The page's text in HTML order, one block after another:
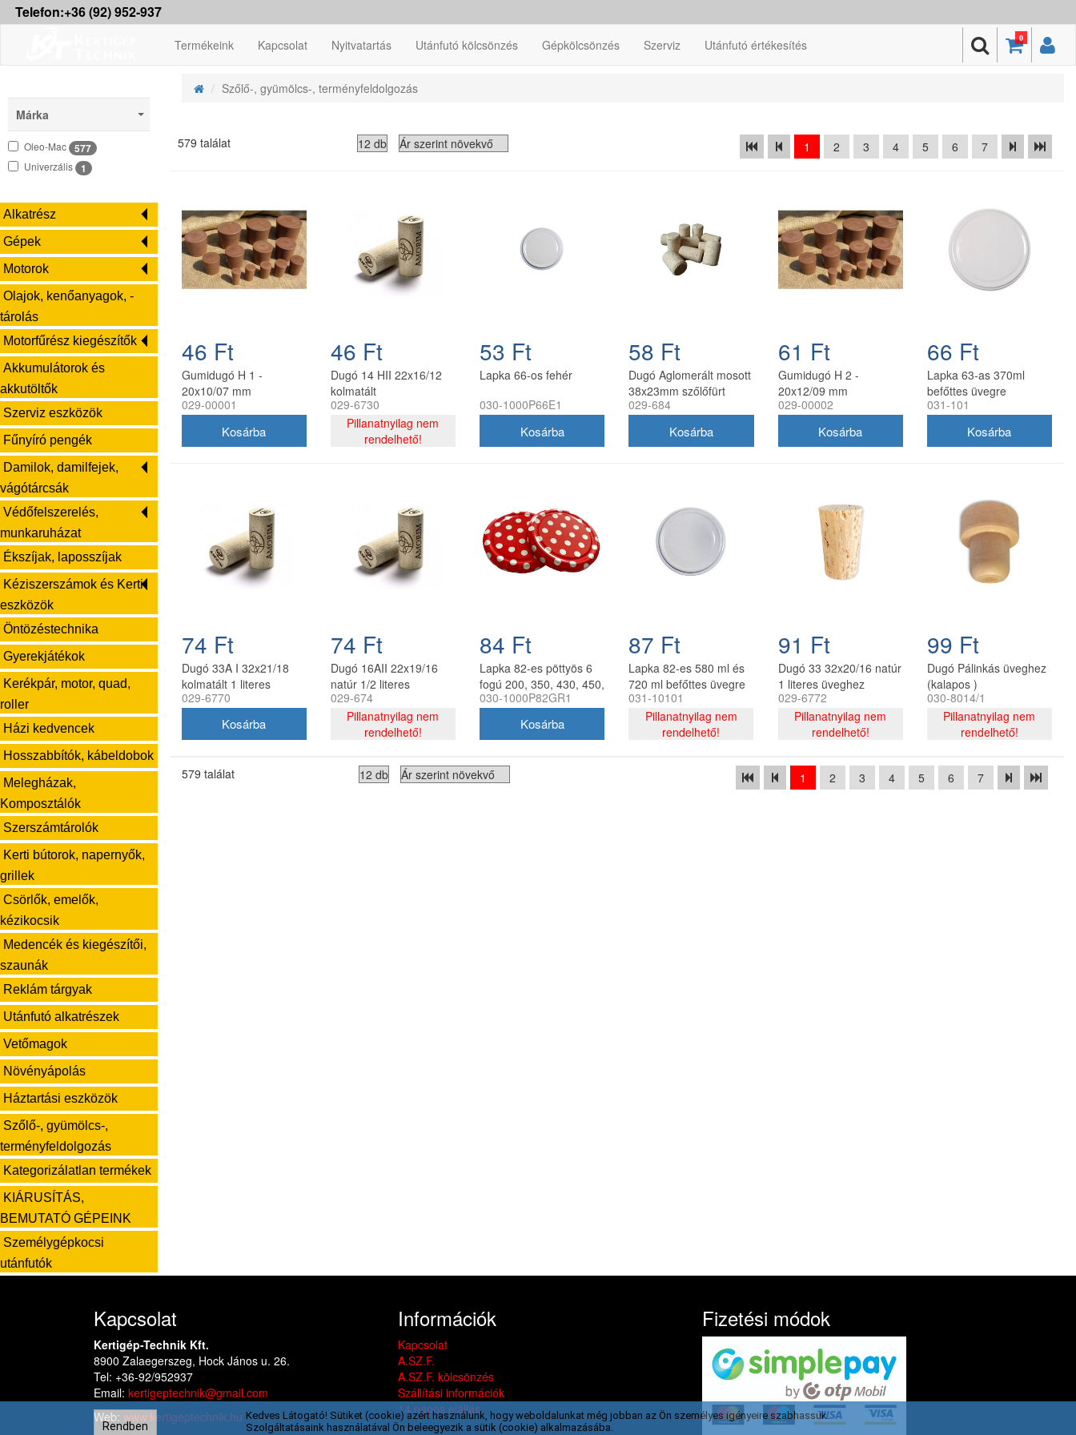
Telefon:+36 (92) 952-937
0
Termékeink Kapcsolat Nyitvatartás Utánfutó kölcsönzés Gépkölcsönzés Szerviz Utánfutó értékesítés
Márka
Oleo-Mac 577
Univerzális 1
Alkatrész
Gépek
Motorok
Olajok, kenőanyagok, -
tárolás
Motorfűrész kiegészítők
Akkumulátorok és
akkutöltők
Szerviz eszközök
Fűnyíró pengék
Damilok, damilfejek,
vágótárcsák
Védőfelszerelés,
munkaruházat
Ékszíjak, laposszíjak
Kéziszerszámok és Kerti
eszközök
Öntözéstechnika
Gyerekjátékok
Kerékpár, motor, quad,
roller
Házi kedvencek
Hosszabbítók, kábeldobok
Melegházak,
Komposztálók
Szerszámtárolók
Kerti bútorok, napernyők,
grillek
Csörlők, emelők,
kézikocsik
Medencék és kiegészítői,
szaunák
Reklám tárgyak
Utánfutó alkatrészek
Vetőmagok
Növényápolás
Háztartási eszközök
Szőlő-, gyümölcs-,
terményfeldolgozás
Kategorizálatlan termékek
KIÁRUSÍTÁS,
BEMUTATÓ GÉPEINK
Személygépkocsi
utánfutók
Szőlő-, gyümölcs-, terményfeldolgozás
579 találat 1 2 3 4 5 6 7
46 Ft
Gumidugó H 1 -
20x10/07 mm
029-00001
46 Ft
Dugó 14 HII 22x16/12
kolmatált
029-6730
Pillanatnyilag nem
rendelhető!
53 Ft
Lapka 66-os fehér
030-1000P66E1
58 Ft
Dugó Aglomerált mosott
38x23mm szőlőfürt
mintás
029-684
61 Ft
Gumidugó H 2 -
20x12/09 mm
029-00002
66 Ft
Lapka 63-as 370ml
befőttes üvegre
031-101
74 Ft
Dugó 33A I 32x21/18
kolmatált 1 literes
üveghez
029-6770
74 Ft
Dugó 16AII 22x19/16
natúr 1/2 literes
üveghez
029-674
Pillanatnyilag nem
rendelhető!
84 Ft
Lapka 82-es pöttyös 6
fogú 200, 350, 430, 450,
520, 720, 900 ml üvegre
030-1000P82GR1
87 Ft
Lapka 82-es 580 ml és
720 ml befőttes üvegre
031-10101
Pillanatnyilag nem
rendelhető!
91 Ft
Dugó 33 32x20/16 natúr
1 literes üveghez
029-6772
Pillanatnyilag nem
rendelhető!
99 Ft
Dugó Pálinkás üveghez
(kalapos )
030-8014/1
Pillanatnyilag nem
rendelhető!
579 találat 1 2 3 4 5 6 7
Kapcsolat
Kertigép-Technik Kft.
8900 Zalaegerszeg, Hock János u. 26.
Tel: +36-92/952937
Email: kertigeptechnik@gmail.com
Web: www.kertigeptechnik.hu
Információk
Kapcsolat
A.SZ.F.
A.SZ.F. kölcsönzés
Szállítási információk
14 napos elállás
Fizetési módok
Rendben
Kedves Látogató! Sütiket (cookie) azért használunk, hogy weboldalunkat még jobban az Ön személyes igényeire szabhassuk.
Szolgáltatásaink használatával Ön beleegyezik a sütik (cookie) alkalmazásába.